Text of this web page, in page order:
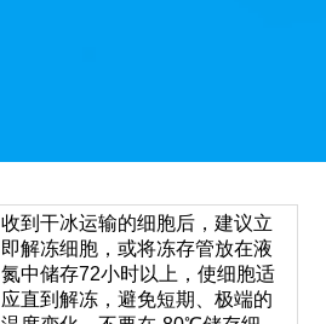
收到干冰运输的细胞后，建议立
即解冻细胞，或将冻存管放在液
氮中储存72小时以上，使细胞适
应直到解冻，避免短期、极端的